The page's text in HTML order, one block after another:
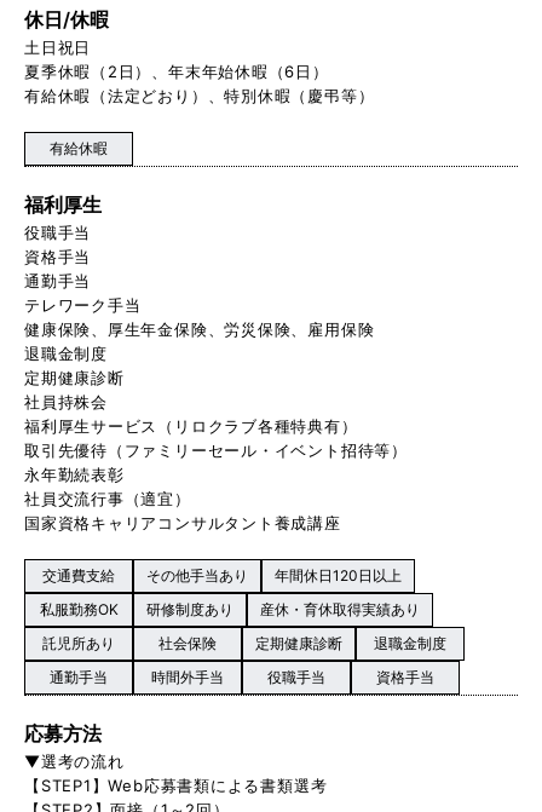
休日/休暇
土日祝日
夏季休暇（2日）、年末年始休暇（6日）
有給休暇（法定どおり）、特別休暇（慶弔等）
有給休暇
福利厚生
役職手当
資格手当
通勤手当
テレワーク手当
健康保険、厚生年金保険、労災保険、雇用保険
退職金制度
定期健康診断
社員持株会
福利厚生サービス（リロクラブ各種特典有）
取引先優待（ファミリーセール・イベント招待等）
永年勤続表彰
社員交流行事（適宜）
国家資格キャリアコンサルタント養成講座
交通費支給 その他手当あり
年間休日120日以上
私服勤務OK
研修制度あり
産休・育休取得実績あり
託児所あり
社会保険 定期健康診断
退職金制度
通勤手当
時間外手当 役職手当 資格手当
応募方法
▼選考の流れ
【STEP1】Web応募書類による書類選考